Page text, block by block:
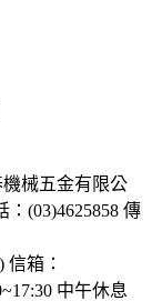
機械五金有限公
(03)4625858 傳
箱：
中午休息